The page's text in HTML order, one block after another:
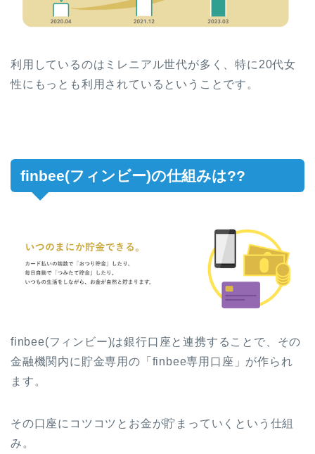
利用しているのはミレニアル世代が多く、特に20代女
性にもっとも利用されているということです。
finbee(フィンビー)の仕組みは??
finbee(フィンビー)は銀行口座と連携することで、その
金融機関内に貯金専用の「finbee専用口座」が作られ
ます。
その口座にコツコツとお金が貯まっていくという仕組
み。